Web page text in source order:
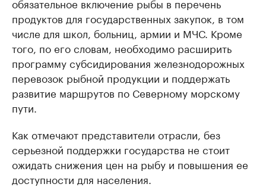
продуктов для государственных закупок, в том
числе для школ, больниц, армии и МЧС. Кроме
того, по его словам, необходимо расширить
программу субсидирования железнодорожных
перевозок рыбной продукции и поддержать
развитие маршрутов по Северному морскому
пути.
Как отмечают представители отрасли, без
серьезной поддержки государства не стоит
ожидать снижения цен на рыбу и повышения ее
доступности для населения.